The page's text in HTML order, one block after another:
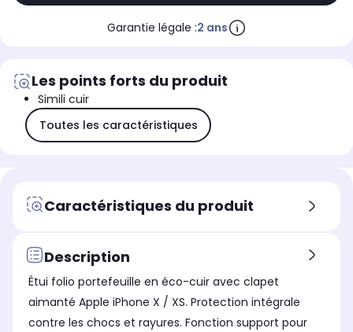
Garantie légale :2 ans
Les points forts du produit
Simili cuir
Toutes les caractéristiques
Caractéristiques du produit
Description
Étui folio portefeuille en éco-cuir avec clapet
aimanté Apple iPhone X / XS. Protection intégrale
contre les chocs et rayures. Fonction support pour